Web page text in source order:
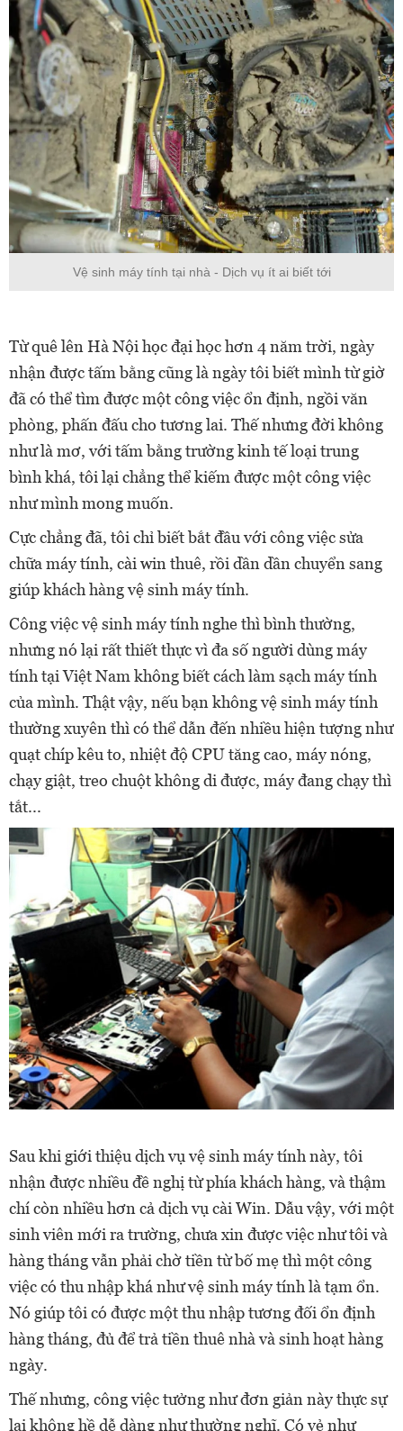
Vệ sinh máy tính tại nhà - Dịch vụ ít ai biết tới
Từ quê lên Hà Nội học đại học hơn 4 năm trời, ngày
nhận được tấm bằng cũng là ngày tôi biết mình từ giờ
đã có thể tìm được một công việc ổn định, ngồi văn
phòng, phấn đấu cho tương lai. Thế nhưng đời không
như là mơ, với tấm bằng trường kinh tế loại trung
bình khá, tôi lại chẳng thể kiếm được một công việc
như mình mong muốn.
Cực chẳng đã, tôi chỉ biết bắt đầu với công việc sửa
chữa máy tính, cài win thuê, rồi dần dần chuyển sang
giúp khách hàng vệ sinh máy tính.
Công việc vệ sinh máy tính nghe thì bình thường,
nhưng nó lại rất thiết thực vì đa số người dùng máy
tính tại Việt Nam không biết cách làm sạch máy tính
của mình. Thật vậy, nếu bạn không vệ sinh máy tính
thường xuyên thì có thể dẫn đến nhiều hiện tượng như
quạt chíp kêu to, nhiệt độ CPU tăng cao, máy nóng,
chạy giật, treo chuột không di được, máy đang chạy thì
tắt...
Sau khi giới thiệu dịch vụ vệ sinh máy tính này, tôi
nhận được nhiều đề nghị từ phía khách hàng, và thậm
chí còn nhiều hơn cả dịch vụ cài Win. Dẫu vậy, với một
sinh viên mới ra trường, chưa xin được việc như tôi và
hàng tháng vẫn phải chờ tiền từ bố mẹ thì một công
việc có thu nhập khá như vệ sinh máy tính là tạm ổn.
Nó giúp tôi có được một thu nhập tương đối ổn định
hàng tháng, đủ để trả tiền thuê nhà và sinh hoạt hàng
ngày.
Thế nhưng, công việc tưởng như đơn giản này thực sự
lại không hề dễ dàng như thường nghĩ. Có vẻ như